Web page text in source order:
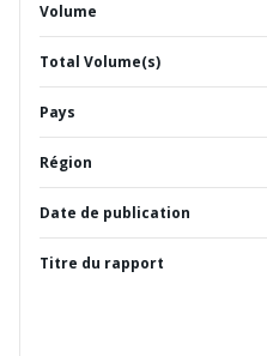
Volume
Total Volume(s)
Pays
Région
Date de publication
Titre du rapport